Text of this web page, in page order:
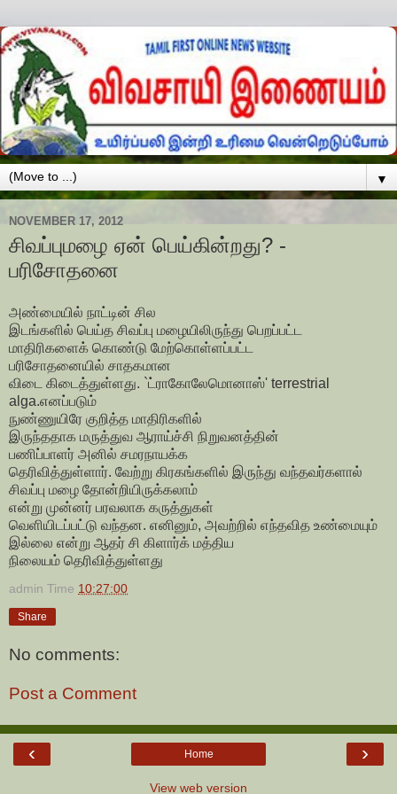
▼
NOVEMBER 17, 2012
சிவப்புமழை ஏன் பெய்கின்றது? -
பரிசோதனை
அண்மையில் நாட்டின் சில
இடங்களில் பெய்த சிவப்பு மழையிலிருந்து பெறப்பட்ட
மாதிரிகளைக் கொண்டு மேற்கொள்ளப்பட்ட
பரிசோதனையில் சாதகமான
விடை கிடைத்துள்ளது. `ட்ராகோலேமொனாஸ்' terrestrial
alga.எனப்படும்
நுண்ணுயிரே குறித்த மாதிரிகளில்
இருந்ததாக மருத்துவ ஆராய்ச்சி நிறுவனத்தின்
பணிப்பாளர் அனில் சமரநாயக்க
தெரிவித்துள்ளார். வேற்று கிரகங்களில் இருந்து வந்தவர்களால்
சிவப்பு மழை தோன்றியிருக்கலாம்
என்று முன்னர் பரவலாக கருத்துகள்
வெளியிடப்பட்டு வந்தன. எனினும், அவற்றில் எந்தவித உண்மையும்
இல்லை என்று ஆதர் சி கிளார்க் மத்திய
நிலையம் தெரிவித்துள்ளது
admin Time 10:27:00
Share
No comments:
Post a Comment
‹ ›
Home
View web version